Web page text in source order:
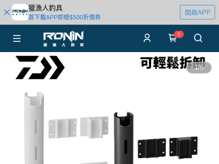
獵漁人釣具
首下載APP即贈$500折價券
開啟APP
0
1/6